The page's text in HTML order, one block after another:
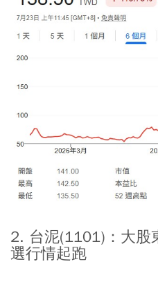
2. 台泥(1101)：大股
選行情起跑